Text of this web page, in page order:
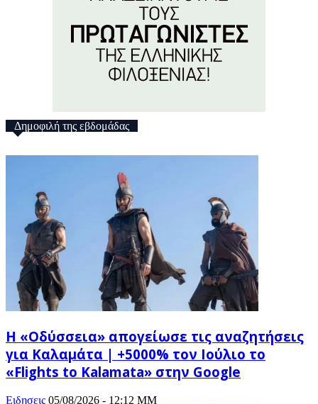
Δημοφιλή της εβδομάδας
Η «Οδύσσεια» απογείωσε τις αναζητήσεις
για Καλαμάτα | +5000% τον Ιούλιο το
«Flights to Kalamata» στην Google
Ειδησεις 05/08/2026 - 12:12 ΜΜ